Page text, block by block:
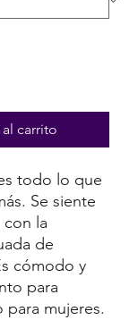
carrito
todo lo que
Se siente
con la
de
cómodo y
para
para mujeres.